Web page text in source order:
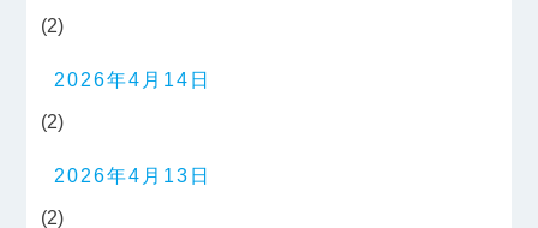
(2)
2026年4月14日
(2)
2026年4月13日
(2)